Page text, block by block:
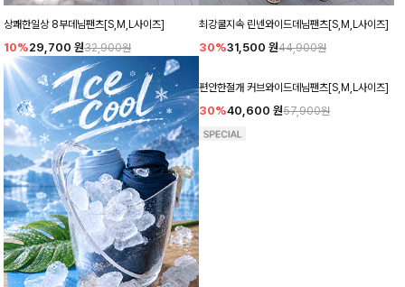
상쾌한일상 8부데님팬츠[S,M,L사이즈]
10%29,700 원32,900원
최강쿨지속 린넨와이드데님팬츠[S,M,L사이즈]
30%31,500 원44,900원
편안한절개 커브와이드데님팬츠[S,M,L사이즈]
30%40,600 원57,900원